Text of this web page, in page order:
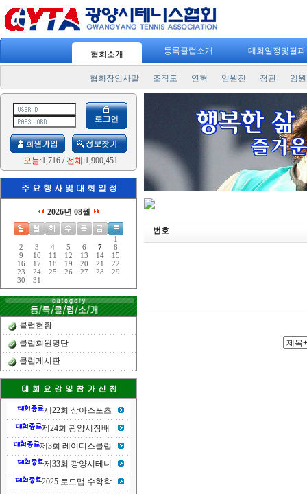
협회소개 등록클럽소개 대회일정및결
협회장인사말 조직도 연혁 임원진 정관 임
오늘:1,716/ 전체 :1,900,451
2026년 08월
1
2
3 4 5 6 7
8
9
10 11 12 13 14
15
16
17 18 19 20 21
22
23
24 25 26 27 28
29
30
31
클럽현황
클럽회원명단
클럽게시판
제22회 상아스포츠
제24회 광양시장배
제3회 레이디스클럽
제33회 광양시테니
2025 로드맵 수학학
번호